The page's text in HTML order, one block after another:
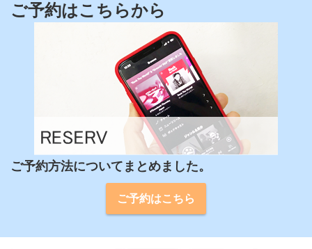
ご予約はこちらから
ご予約方法についてまとめました。
ご予約はこちら